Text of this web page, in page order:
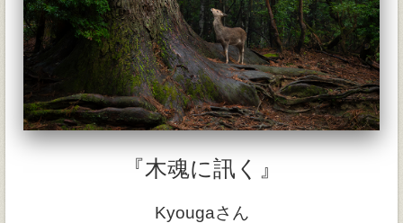
『木魂に訊く』
Kyougaさん